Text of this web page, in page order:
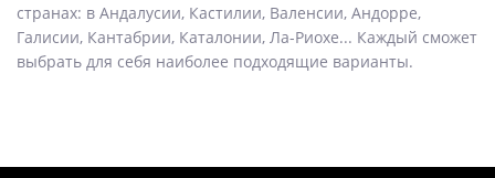
странах: в Андалусии, Кастилии, Валенсии, Андорре,
Галисии, Кантабрии, Каталонии, Ла-Риохе... Каждый сможет
выбрать для себя наиболее подходящие варианты.